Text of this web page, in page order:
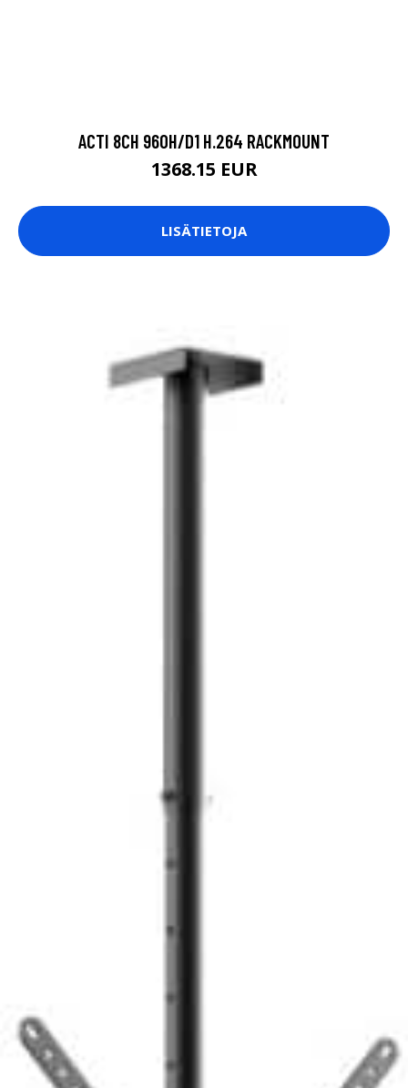
ACTI 8CH 960H/D1 H.264 RACKMOUNT
1368.15 EUR
LISÄTIETOJA